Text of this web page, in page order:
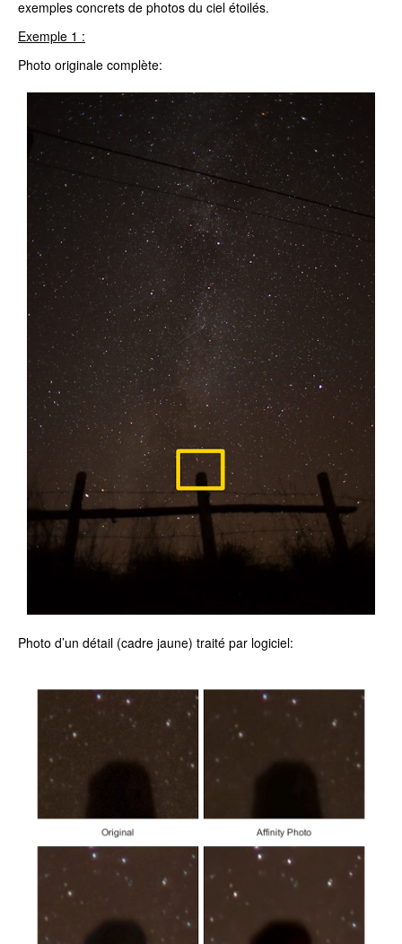
exemples concrets de photos du ciel étoilés.
Exemple 1 :
Photo originale complète:
Photo d’un détail (cadre jaune) traité par logiciel: